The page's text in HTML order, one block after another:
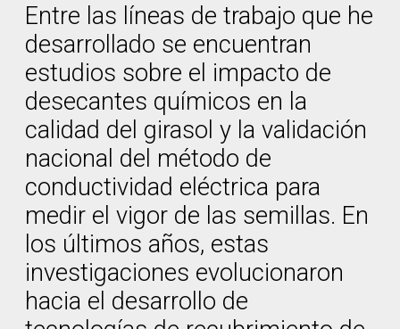
Entre las líneas de trabajo que he
desarrollado se encuentran
estudios sobre el impacto de
desecantes químicos en la
calidad del girasol y la validación
nacional del método de
conductividad eléctrica para
medir el vigor de las semillas. En
los últimos años, estas
investigaciones evolucionaron
hacia el desarrollo de